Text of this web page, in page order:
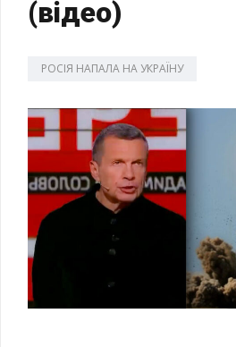
(відео)
РОСІЯ НАПАЛА НА УКРАЇНУ